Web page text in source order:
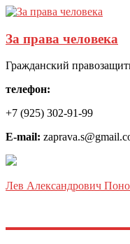
За права человека
Гражданский
телефон:
+7 (925) 302-91-99
E-mail:
Лев Александрович